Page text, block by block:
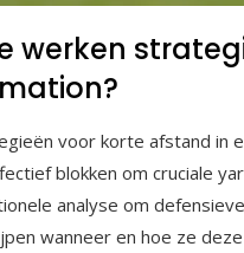
werken
voor korte afstand in
blokken om cruciale
analyse om
wanneer en hoe ze